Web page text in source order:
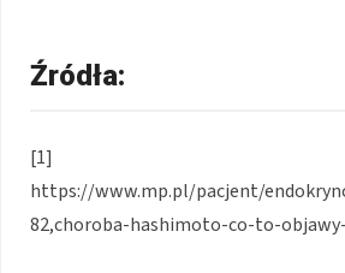
Źródła:
[1]
https://www.mp.pl/pacjent/
82,choroba-hashimoto-co-to-